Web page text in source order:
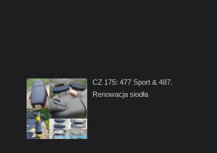
CZ 175: 477 Sport & 487.
Renowacja siodła